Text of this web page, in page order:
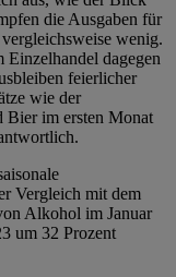
die Ausgaben für
wenig.
dagegen
feierlicher
wie der
Bier im ersten Monat
Vergleich mit dem
Alkohol im Januar
um 32 Prozent